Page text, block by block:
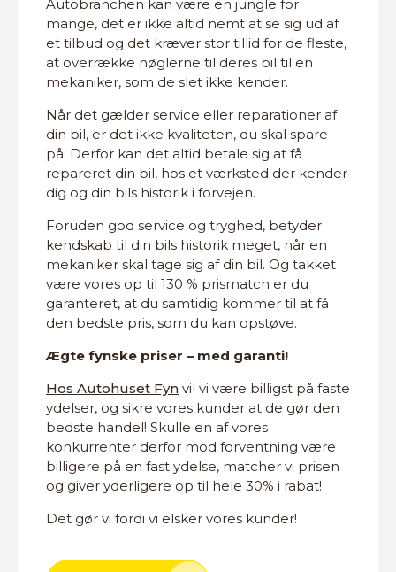
Autobranchen kan være en jungle for
mange, det er ikke altid nemt at se sig ud af
et tilbud og det kræver stor tillid for de fleste,
at overrække nøglerne til deres bil til en
mekaniker, som de slet ikke kender.
Når det gælder service eller reparationer af
din bil, er det ikke kvaliteten, du skal spare
på. Derfor kan det altid betale sig at få
repareret din bil, hos et værksted der kender
dig og din bils historik i forvejen.
Foruden god service og tryghed, betyder
kendskab til din bils historik meget, når en
mekaniker skal tage sig af din bil. Og takket
være vores op til 130 % prismatch er du
garanteret, at du samtidig kommer til at få
den bedste pris, som du kan opstøve.
Ægte fynske priser – med garanti!
Hos Autohuset Fyn vil vi være billigst på faste
ydelser, og sikre vores kunder at de gør den
bedste handel! Skulle en af vores
konkurrenter derfor mod forventning være
billigere på en fast ydelse, matcher vi prisen
og giver yderligere op til hele 30% i rabat!
Det gør vi fordi vi elsker vores kunder!